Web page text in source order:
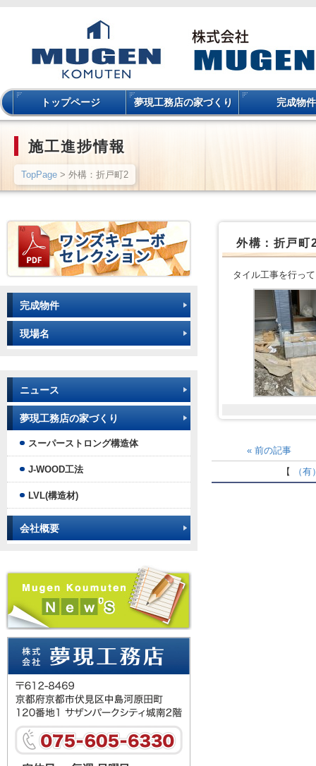
トップページ 夢現工務店の家づくり 完成物件
施工進捗情報
TopPage > 外構：折戸町2
外構：折戸町
タイル工事を行っ
« 前の記事
【
（
完成物件
現場名
ニュース
夢現工務店の家づくり
スーパーストロング構造体
J-WOOD工法
LVL(構造材)
会社概要